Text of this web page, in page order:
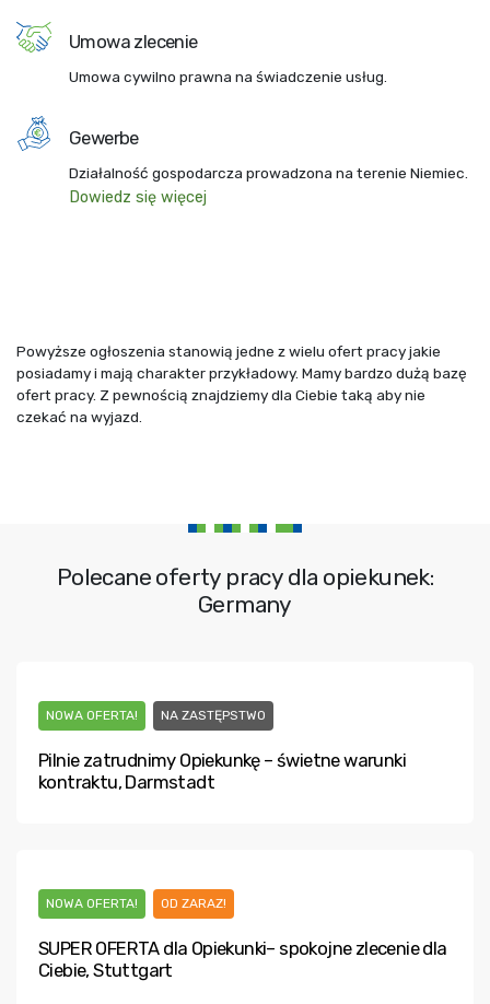
Umowa zlecenie
Umowa cywilno prawna na świadczenie usług.
Gewerbe
Działalność gospodarcza prowadzona na terenie Niemiec.
Dowiedz się więcej
Powyższe ogłoszenia stanowią jedne z wielu ofert pracy jakie
posiadamy i mają charakter przykładowy. Mamy bardzo dużą bazę
ofert pracy. Z pewnością znajdziemy dla Ciebie taką aby nie
czekać na wyjazd.
Polecane oferty pracy dla opiekunek:
Germany
NOWA OFERTA! NA ZASTĘPSTWO
Pilnie zatrudnimy Opiekunkę – świetne warunki
kontraktu, Darmstadt
NOWA OFERTA! OD ZARAZ!
SUPER OFERTA dla Opiekunki– spokojne zlecenie dla
Ciebie, Stuttgart